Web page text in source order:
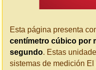
Esta página presenta
centímetro cúbico por
segundo. Estas
sistemas de medición El